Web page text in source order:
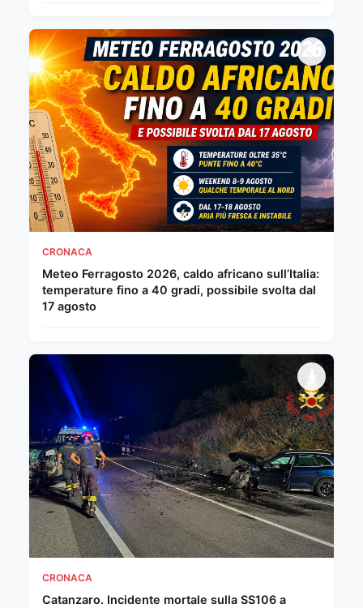
CRONACA
Meteo Ferragosto 2026, caldo africano sull’Italia:
temperature fino a 40 gradi, possibile svolta dal
17 agosto
CRONACA
Catanzaro. Incidente mortale sulla SS106 a